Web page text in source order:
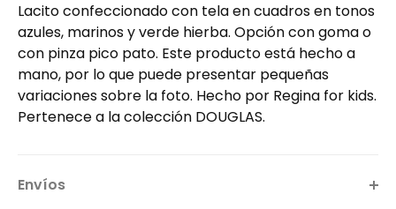
Lacito confeccionado con tela en cuadros en tonos
azules, marinos y verde hierba. Opción con goma o
con pinza pico pato. Este producto está hecho a
mano, por lo que puede presentar pequeñas
variaciones sobre la foto. Hecho por Regina for kids.
Pertenece a la colección DOUGLAS.
Envíos